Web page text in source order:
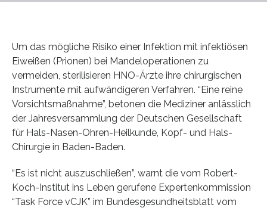
Um das mögliche Risiko einer Infektion mit infektiösen
Eiweißen (Prionen) bei Mandeloperationen zu
vermeiden, sterilisieren HNO-Ärzte ihre chirurgischen
Instrumente mit aufwändigeren Verfahren. “Eine reine
Vorsichtsmaßnahme”, betonen die Mediziner anlässlich
der Jahresversammlung der Deutschen Gesellschaft
für Hals-Nasen-Ohren-Heilkunde, Kopf- und Hals-
Chirurgie in Baden-Baden.
“Es ist nicht auszuschließen”, warnt die vom Robert-
Koch-Institut ins Leben gerufene Expertenkommission
“Task Force vCJK” im Bundesgesundheitsblatt vom